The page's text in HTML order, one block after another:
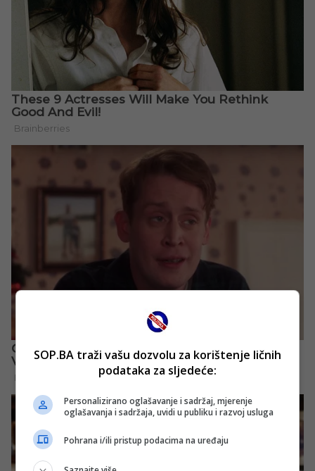
SOP.BA traži vašu dozvolu za korištenje ličnih
podataka za sljedeće:
Personalizirano oglašavanje i sadržaj, mjerenje
oglašavanja i sadržaja, uvidi u publiku i razvoj usluga
Pohrana i/ili pristup podacima na uređaju